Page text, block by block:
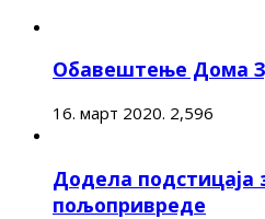
Обавештење Дома
16. март 2020. 2,596
Додела подстицаја
пољопривреде